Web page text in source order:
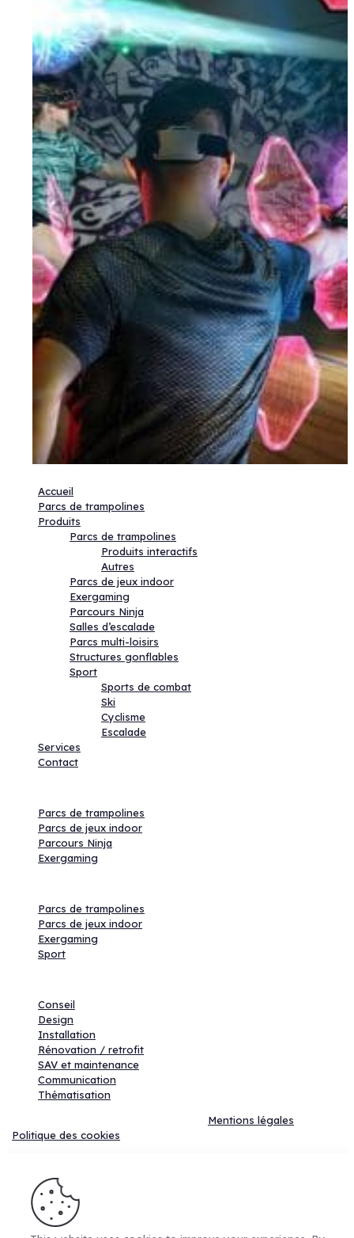
Accueil
Parcs de trampolines
Produits
Parcs de trampolines
Produits interactifs
Autres
Parcs de jeux indoor
Exergaming
Parcours Ninja
Salles d’escalade
Parcs multi-loisirs
Structures gonflables
Sport
Sports de combat
Ski
Cyclisme
Escalade
Services
Contact
Parcs de trampolines
Parcs de jeux indoor
Parcours Ninja
Exergaming
Parcs de trampolines
Parcs de jeux indoor
Exergaming
Sport
Conseil
Design
Installation
Rénovation / retrofit
SAV et maintenance
Communication
Thématisation
Mentions légales
Politique des cookies